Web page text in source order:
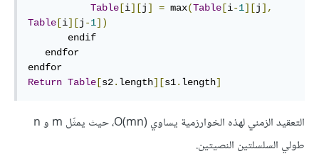
Table [i][j] = max(Table [i-1][j],
Table [i][j -1])
Return Table [s2. length][s1. length]
التعقيد الزمني لهذه الخوارزمية يساوي O(mn)‎‎، حيث يمثّل m و n
طولي السلسلتين النصيتين.